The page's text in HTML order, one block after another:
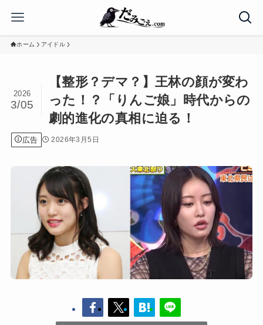
ホーム アイドル
【整形？デマ？】王林の顔が変わ
った！？「りんご娘」時代からの
劇的進化の真相に迫る！
2026
3/05
広告 2026年3月5日